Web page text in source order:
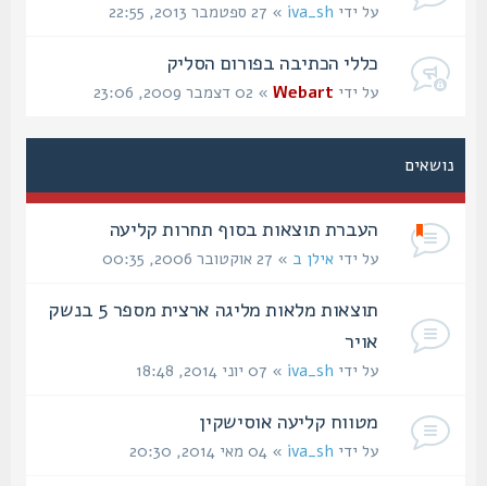
על ידיiva_sh» 27 ספטמבר 2013, 22:55
כללי הכתיבה בפורום הסליק
על ידיWebart» 02 דצמבר 2009, 23:06
נושאים
העברת תוצאות בסוף תחרות קליעה
על ידיאילן ב» 27 אוקטובר 2006, 00:35
תוצאות מלאות מליגה ארצית מספר 5 בנשק
על ידיiva_sh» 07 יוני 2014, 18:48
מטווח קליעה אוסישקין‏
על ידיiva_sh» 04 מאי 2014, 20:30